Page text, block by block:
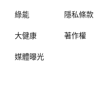
綠能
大健康
媒體曝光
隱私條款
著作權